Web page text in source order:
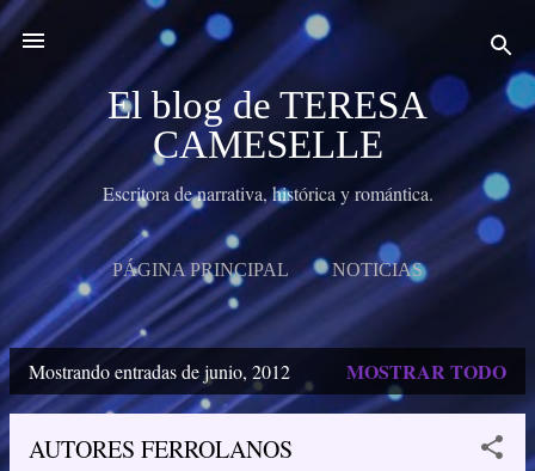
Ir al contenido principal
El blog de TERESA
CAMESELLE
Escritora de narrativa, histórica y romántica.
PÁGINA PRINCIPAL NOTICIAS
MIS NOVELAS MIS RELATOS
BIO
E
Mostrando entradas de junio, 2012 MOSTRAR TODO
AUTORES FERROLANOS